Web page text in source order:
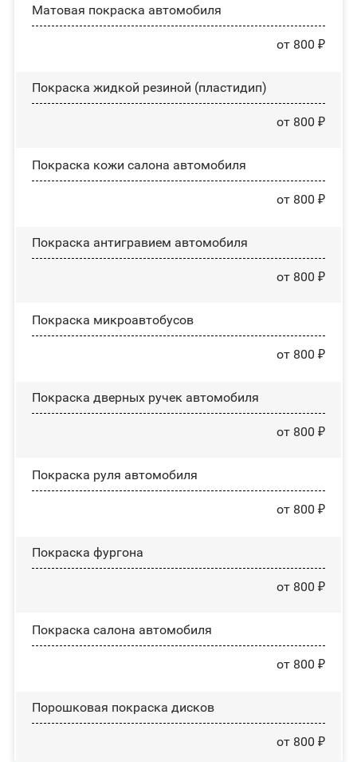
Матовая покраска автомобиля
от 800 ₽
Покраска жидкой резиной (пластидип)
от 800 ₽
Покраска кожи салона автомобиля
от 800 ₽
Покраска антигравием автомобиля
от 800 ₽
Покраска микроавтобусов
от 800 ₽
Покраска дверных ручек автомобиля
от 800 ₽
Покраска руля автомобиля
от 800 ₽
Покраска фургона
от 800 ₽
Покраска салона автомобиля
от 800 ₽
Порошковая покраска дисков
от 800 ₽